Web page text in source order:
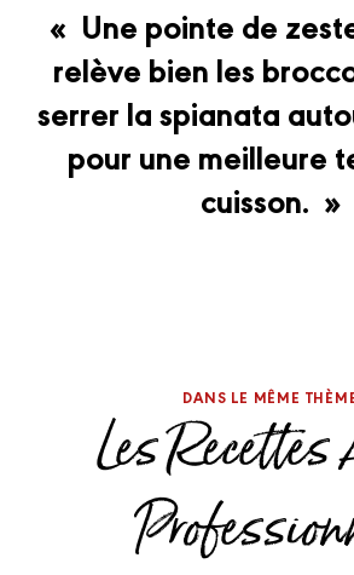
« Une pointe de
relève bien les
serrer la spianata
pour une meilleure
cuisson. »
DANS LE MÊME
Les Recettes